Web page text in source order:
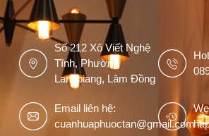
Số 212 Xô Viết Nghệ
Tĩnh, Phường
Langbiang, Lâm Đồng
Email liên hệ:
cuanhuaphuoctan@gmail.com